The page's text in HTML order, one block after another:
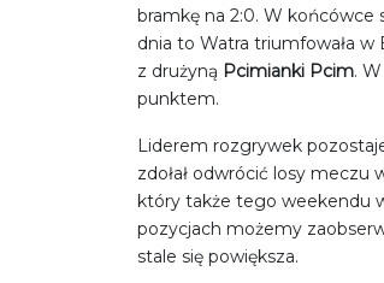
bramkę na 2:0. W końcówce
dnia to Watra triumfowała w
z drużyną Pcimianki Pcim.
punktem.
Liderem rozgrywek
zdołał odwrócić losy
który także tego weekendu
pozycjach możemy
stale się powiększa.